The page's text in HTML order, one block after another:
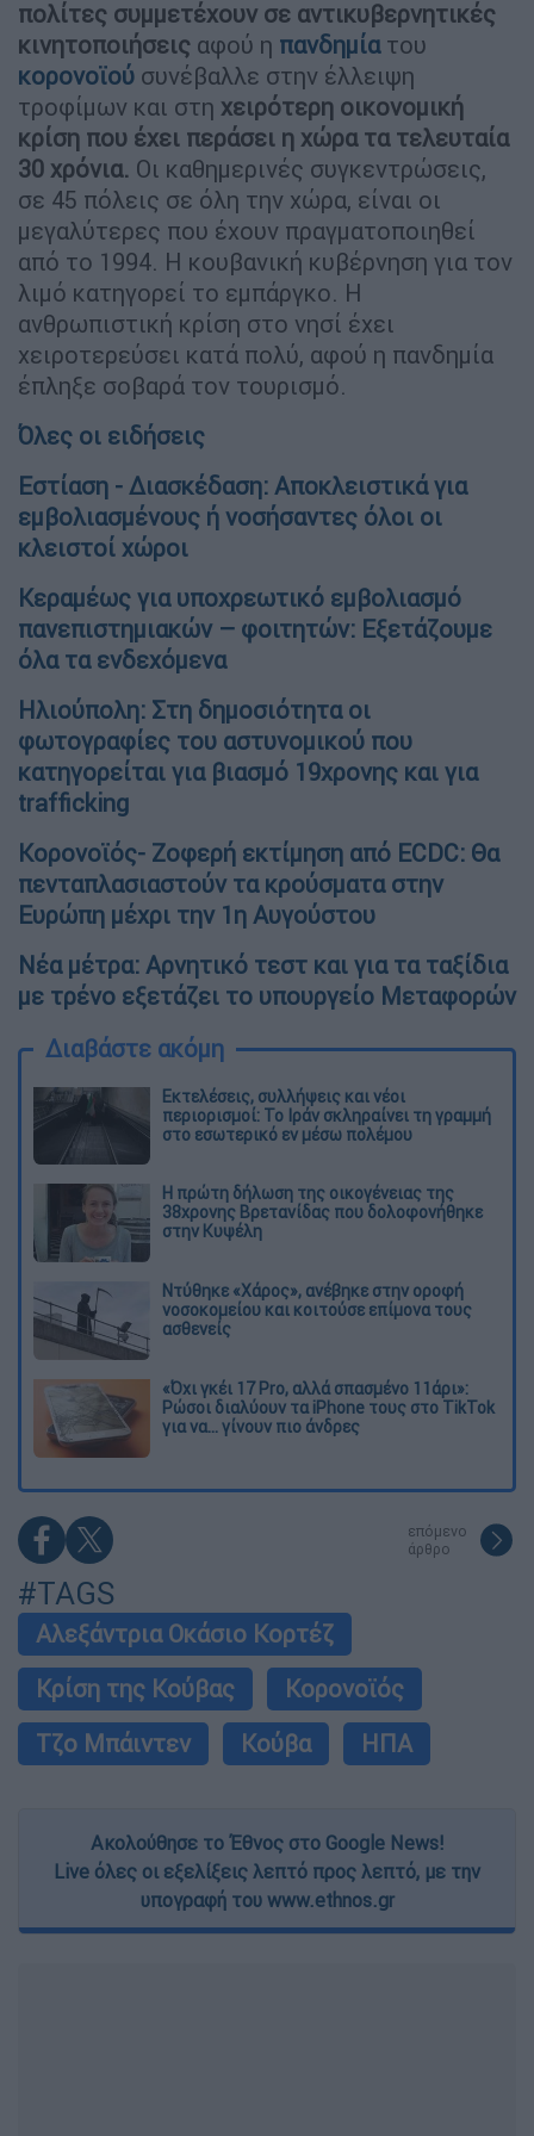
πολίτες συμμετέχουν σε αντικυβερνητικές
κινητοποιήσεις αφού η πανδημία του
κορονοϊού συνέβαλλε στην έλλειψη
τροφίμων και στη χειρότερη οικονομική
κρίση που έχει περάσει η χώρα τα τελευταία
30 χρόνια. Οι καθημερινές συγκεντρώσεις,
σε 45 πόλεις σε όλη την χώρα, είναι οι
μεγαλύτερες που έχουν πραγματοποιηθεί
από το 1994. Η κουβανική κυβέρνηση για τον
λιμό κατηγορεί το εμπάργκο. Η
ανθρωπιστική κρίση στο νησί έχει
χειροτερεύσει κατά πολύ, αφού η πανδημία
έπληξε σοβαρά τον τουρισμό.
Όλες οι ειδήσεις
Εστίαση - Διασκέδαση: Αποκλειστικά για
εμβολιασμένους ή νοσήσαντες όλοι οι
κλειστοί χώροι
Κεραμέως για υποχρεωτικό εμβολιασμό
πανεπιστημιακών – φοιτητών: Εξετάζουμε
όλα τα ενδεχόμενα
Ηλιούπολη: Στη δημοσιότητα οι
φωτογραφίες του αστυνομικού που
κατηγορείται για βιασμό 19χρονης και για
trafficking
Κορονοϊός- Ζοφερή εκτίμηση από ECDC: Θα
πενταπλασιαστούν τα κρούσματα στην
Ευρώπη μέχρι την 1η Αυγούστου
Νέα μέτρα: Αρνητικό τεστ και για τα ταξίδια
με τρένο εξετάζει το υπουργείο Μεταφορών
Διαβάστε ακόμη
Εκτελέσεις, συλλήψεις και νέοι
περιορισμοί: Το Ιράν σκληραίνει τη γραμμή
στο εσωτερικό εν μέσω πολέμου
Η πρώτη δήλωση της οικογένειας της
38χρονης Βρετανίδας που δολοφονήθηκε
στην Κυψέλη
Ντύθηκε «Χάρος», ανέβηκε στην οροφή
νοσοκομείου και κοιτούσε επίμονα τους
ασθενείς
«Όχι γκέι 17 Pro, αλλά σπασμένο 11άρι»:
Ρώσοι διαλύουν τα iPhone τους στο TikTok
για να... γίνουν πιο άνδρες
επόμενο
άρθρο
#TAGS
Αλεξάντρια Οκάσιο Κορτέζ
Κρίση της Κούβας
Κορονοϊός
Τζο Μπάιντεν
Κούβα ΗΠΑ
Ακολούθησε το Έθνος στο Google News!
Live όλες οι εξελίξεις λεπτό προς λεπτό, με την
υπογραφή του www.ethnos.gr